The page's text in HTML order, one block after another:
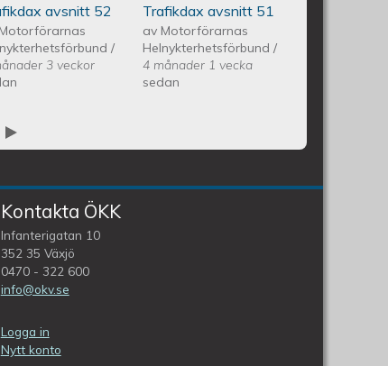
avsnitt 52
Motorförarnas
/
3 veckor
Trafikdax avsnitt 51
av Motorförarnas
Helnykterhetsförbund/
4 månader 1 vecka
sedan
Kontakta ÖKK
Infanterigatan 10
352 35 Växjö
0470 - 322 600
info@okv.se
Logga in
Nytt konto